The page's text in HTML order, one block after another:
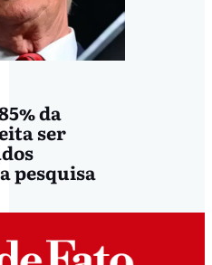
da
ser
pesquisa